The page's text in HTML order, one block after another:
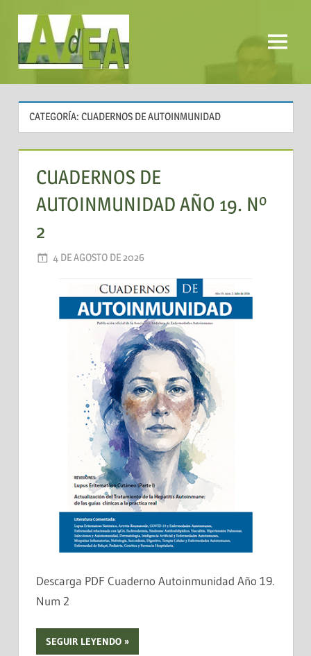
contenido
AADEA Menú
CATEGORÍA: CUADERNOS DE AUTOINMUNIDAD
CUADERNOS DE
AUTOINMUNIDAD AÑO 19. Nº
2
4 DE AGOSTO DE 2026
Descarga PDF Cuaderno Autoinmunidad Año 19.
Num 2
SEGUIR LEYENDO